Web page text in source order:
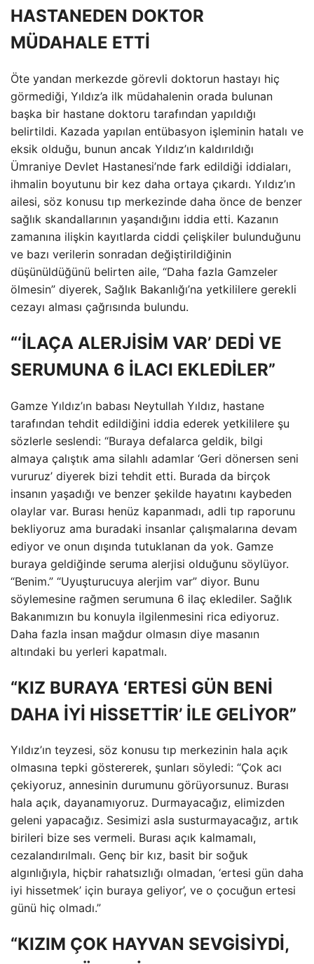
HASTANEDEN DOKTOR
MÜDAHALE ETTİ
Öte yandan merkezde görevli doktorun hastayı hiç
görmediği, Yıldız’a ilk müdahalenin orada bulunan
başka bir hastane doktoru tarafından yapıldığı
belirtildi. Kazada yapılan entübasyon işleminin hatalı ve
eksik olduğu, bunun ancak Yıldız’ın kaldırıldığı
Ümraniye Devlet Hastanesi’nde fark edildiği iddiaları,
ihmalin boyutunu bir kez daha ortaya çıkardı. Yıldız’ın
ailesi, söz konusu tıp merkezinde daha önce de benzer
sağlık skandallarının yaşandığını iddia etti. Kazanın
zamanına ilişkin kayıtlarda ciddi çelişkiler bulunduğunu
ve bazı verilerin sonradan değiştirildiğinin
düşünüldüğünü belirten aile, “Daha fazla Gamzeler
ölmesin” diyerek, Sağlık Bakanlığı’na yetkililere gerekli
cezayı alması çağrısında bulundu.
“‘İLAÇA ALERJİSİM VAR’ DEDİ VE
SERUMUNA 6 İLACI EKLEDİLER”
Gamze Yıldız’ın babası Neytullah Yıldız, hastane
tarafından tehdit edildiğini iddia ederek yetkililere şu
sözlerle seslendi: “Buraya defalarca geldik, bilgi
almaya çalıştık ama silahlı adamlar ‘Geri dönersen seni
vururuz’ diyerek bizi tehdit etti. Burada da birçok
insanın yaşadığı ve benzer şekilde hayatını kaybeden
olaylar var. Burası henüz kapanmadı, adli tıp raporunu
bekliyoruz ama buradaki insanlar çalışmalarına devam
ediyor ve onun dışında tutuklanan da yok. Gamze
buraya geldiğinde seruma alerjisi olduğunu söylüyor.
“Benim.” “Uyuşturucuya alerjim var” diyor. Bunu
söylemesine rağmen serumuna 6 ilaç eklediler. Sağlık
Bakanımızın bu konuyla ilgilenmesini rica ediyoruz.
Daha fazla insan mağdur olmasın diye masanın
altındaki bu yerleri kapatmalı.
“KIZ BURAYA ‘ERTESİ GÜN BENİ
DAHA İYİ HİSSETTİR’ İLE GELİYOR”
Yıldız’ın teyzesi, söz konusu tıp merkezinin hala açık
olmasına tepki göstererek, şunları söyledi: “Çok acı
çekiyoruz, annesinin durumunu görüyorsunuz. Burası
hala açık, dayanamıyoruz. Durmayacağız, elimizden
geleni yapacağız. Sesimizi asla susturmayacağız, artık
birileri bize ses vermeli. Burası açık kalmamalı,
cezalandırılmalı. Genç bir kız, basit bir soğuk
algınlığıyla, hiçbir rahatsızlığı olmadan, ‘ertesi gün daha
iyi hissetmek’ için buraya geliyor’, ve o çocuğun ertesi
günü hiç olmadı.”
“KIZIM ÇOK HAYVAN SEVGİSİYDİ,